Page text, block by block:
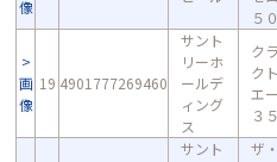
像
５
画
像
19 4901777269460
サント
リーホ
ールデ
ィング
ス
ク
ク
エ
３
サント
ザ